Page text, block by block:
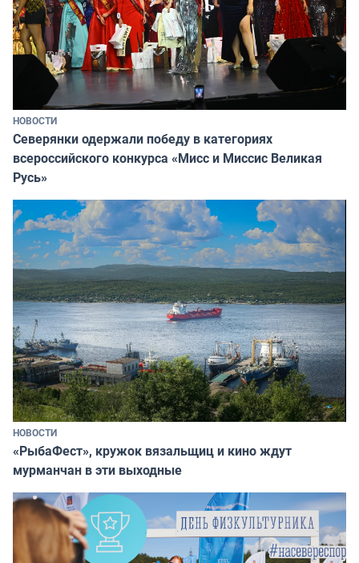
НОВОСТИ
Северянки одержали победу в категориях
всероссийского конкурса «Мисс и Миссис Великая
Русь»
НОВОСТИ
«РыбаФест», кружок вязальщиц и кино ждут
мурманчан в эти выходные